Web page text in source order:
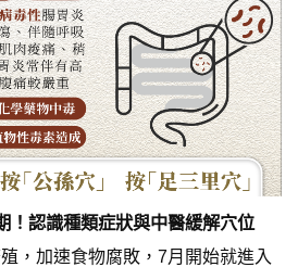
！認識種類症狀與中醫緩解穴位
，加速食物腐敗，7月開始就進入